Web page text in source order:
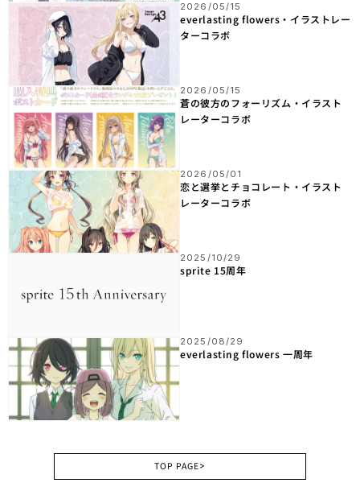
2026/05/15
everlasting flowers・イラストレー
ターコラボ
2026/05/15
蒼の彼方のフォーリズム・イラスト
レーターコラボ
2026/05/01
恋と選挙とチョコレート・イラスト
レーターコラボ
2025/10/29
sprite 15周年
2025/08/29
everlasting flowers 一周年
TOP PAGE>